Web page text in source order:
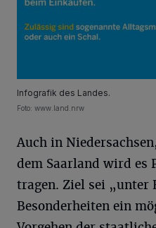
Infografik des Landes.
Foto: www.land.nrw
Auch in
dem Saarland wird es
tragen. Ziel sei „unter
Besonderheiten ein